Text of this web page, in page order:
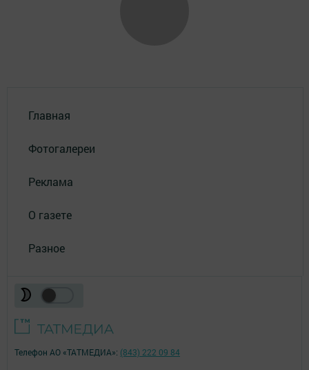
Главная
Фотогалереи
Реклама
О газете
Разное
Телефон АО «ТАТМЕДИА»: (843) 222 09 84